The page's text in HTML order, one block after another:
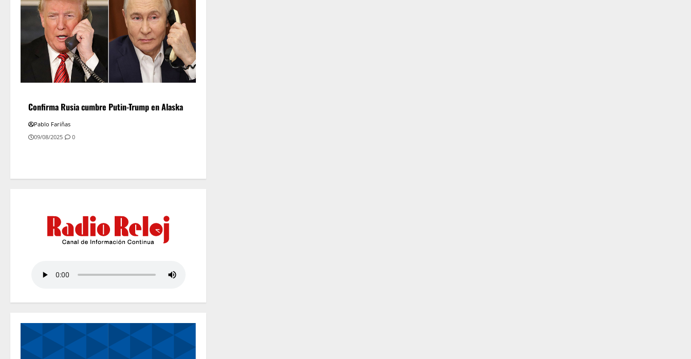
Confirma Rusia cumbre Putin-Trump en Alaska
Pablo Fariñas
09/08/2025
0